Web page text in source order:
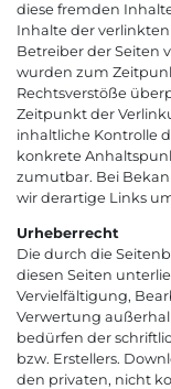
diese fremden
Inhalte der
Betreiber der Seiten
wurden zum
Rechtsverstöße
Zeitpunkt der
inhaltliche Kontrolle
konkrete
zumutbar. Bei
wir derartige Links
Urheberrecht
Die durch die
diesen Seiten
Vervielfältigung,
Verwertung
bedürfen der
bzw. Erstellers.
den privaten, nicht